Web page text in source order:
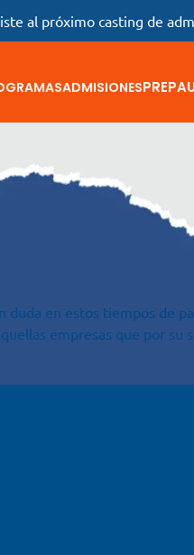
al próximo casting de
ADMISIONES
duda en estos tiempos de
empresas que por